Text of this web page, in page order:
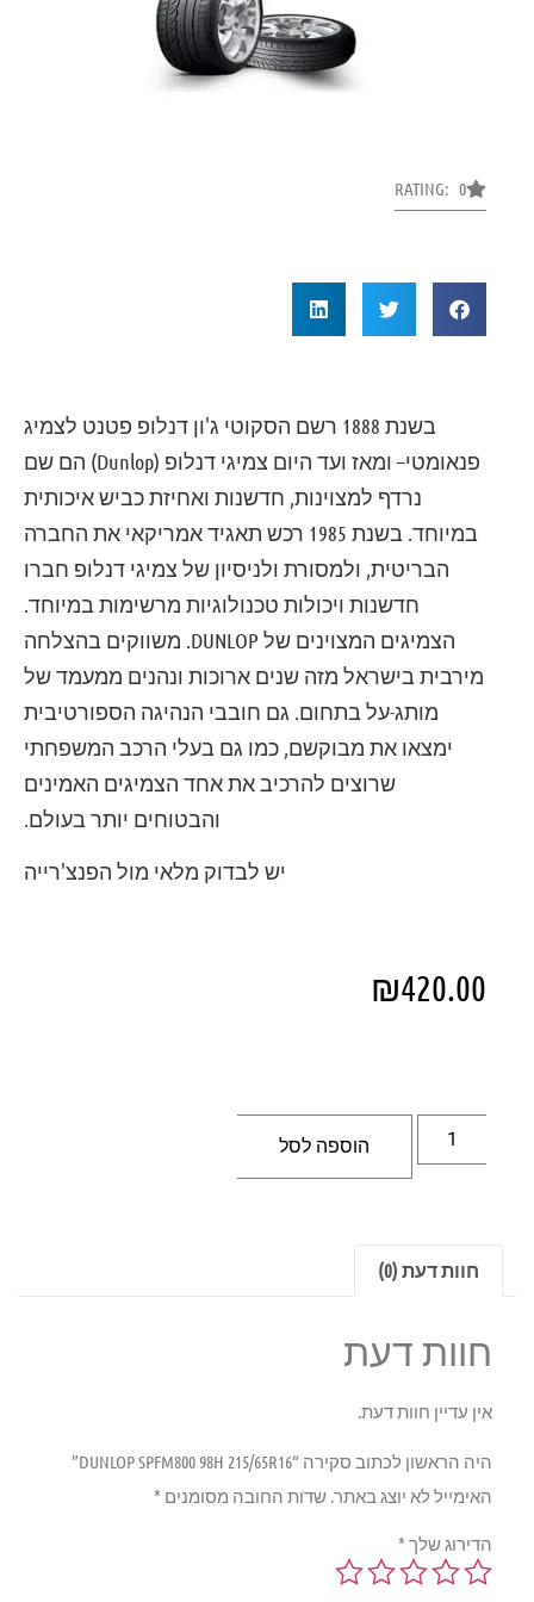
RATING: 0
בשנת 1888 רשם הסקוטי ג'ון דנלופ פטנט לצמיג
פנאומטי– ומאז ועד היום צמיגי דנלופ (Dunlop) הם שם
נרדף למצוינות, חדשנות ואחיזת כביש איכותית
במיוחד. בשנת 1985 רכש תאגיד אמריקאי את החברה
הבריטית, ולמסורת ולניסיון של צמיגי דנלופ חברו
חדשנות ויכולות טכנולוגיות מרשימות במיוחד.
הצמיגים המצוינים של DUNLOP. משווקים בהצלחה
מירבית בישראל מזה שנים ארוכות ונהנים ממעמד של
מותג-על בתחום. גם חובבי הנהיגה הספורטיבית
ימצאו את מבוקשם, כמו גם בעלי הרכב המשפחתי
שרוצים להרכיב את אחד הצמיגים האמינים
והבטוחים יותר בעולם.
יש לבדוק מלאי מול הפנצ'רייה
₪420.00
הוספה לסל
חוות דעת (0)
חוות דעת
אין עדיין חוות דעת.
היה הראשון לכתוב סקירה “DUNLOP SPFM800 98H 215/65R16”
האימייל לא יוצג באתר.שדות החובה מסומנים*
הדירוג שלך*